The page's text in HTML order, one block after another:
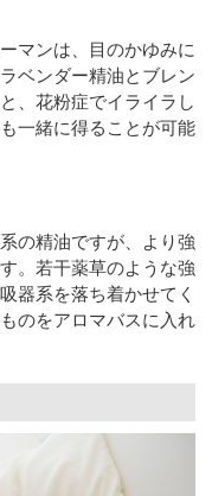
マンは、目のかゆみに
ベンダー精油とブレン
、花粉症でイライラし
一緒に得ることが可能
の精油ですが、より強
。若干薬草のような強
器系を落ち着かせてく
のをアロマバスに入れ